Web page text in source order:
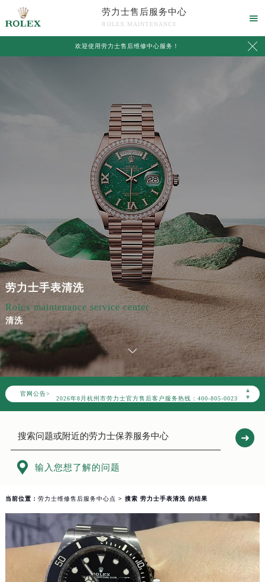
劳力士售后服务中心
ROLEX MAINTENANCE

欢迎使用劳力士售后维修中心服务 ！ 
劳力士手表清洗
Rolex maintenance service center
清洗
官网公告>
▲
▼
2026年8月劳力士杭州市售后服务网络优化升级公告
2026年8月劳力士售后服务中心最新网点地址：
浙江省杭州市上城区钱江路1366号华润大厦A座5层503-5室劳力士售后服务中心（需提前预约）
 输入您想了解的问题
当前位置： 劳力士维修售后服务中心点 > 搜索 劳力士手表清洗 的结果